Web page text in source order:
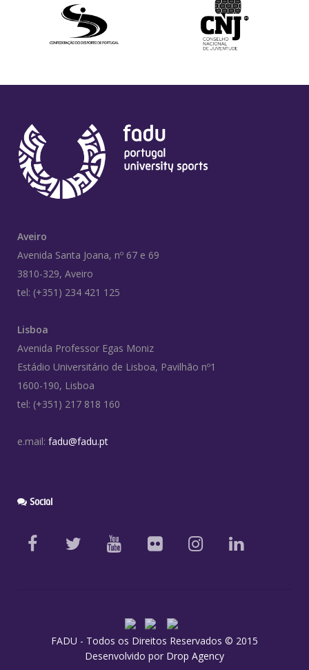
Aveiro
Avenida Santa Joana, nº 67 e 69
3810-329, Aveiro
tel: (+351) 234 421 125
Lisboa
Avenida Professor Egas Moniz
Estádio Universitário de Lisboa, Pavilhão nº1
1600-190, Lisboa
tel: (+351) 217 818 160
e.mail: fadu@fadu.pt
Social
FADU - Todos os Direitos Reservados © 2015
Desenvolvido por Drop Agency